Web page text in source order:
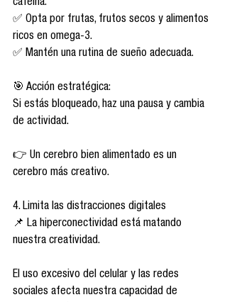
cafeína.
✅ Opta por frutas, frutos secos y alimentos
ricos en omega-3.
✅ Mantén una rutina de sueño adecuada.
🎯 Acción estratégica:
Si estás bloqueado, haz una pausa y cambia
de actividad.
👉 Un cerebro bien alimentado es un
cerebro más creativo.
4. Limita las distracciones digitales
📌 La hiperconectividad está matando
nuestra creatividad.
El uso excesivo del celular y las redes
sociales afecta nuestra capacidad de